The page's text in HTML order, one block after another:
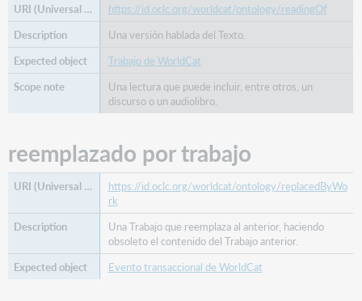
https://id.oclc.org/worldcat/ontology/readingOf
Una versión hablada del Texto.
Trabajo de WorldCat
Una lectura que puede incluir, entre otros, un
discurso o un audiolibro.
reemplazado por trabajo
https://id.oclc.org/worldcat/ontology/replacedByWo
rk
Una Trabajo que reemplaza al anterior, haciendo
obsoleto el contenido del Trabajo anterior.
Evento transaccional de WorldCat